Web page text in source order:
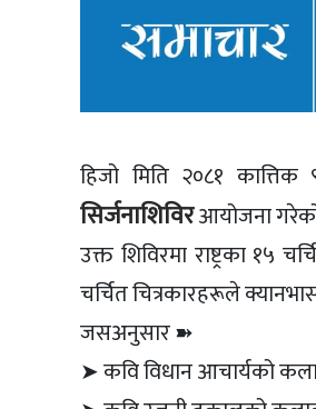
हिजो मिति २०८१
सिर्जनाशिविरआयोजना
उक्त शिविरमा राष्ट्रका १५
चर्चित चित्रकारहरूले
जसअनुसार ➽
➤ कवि विधान आचार्यको